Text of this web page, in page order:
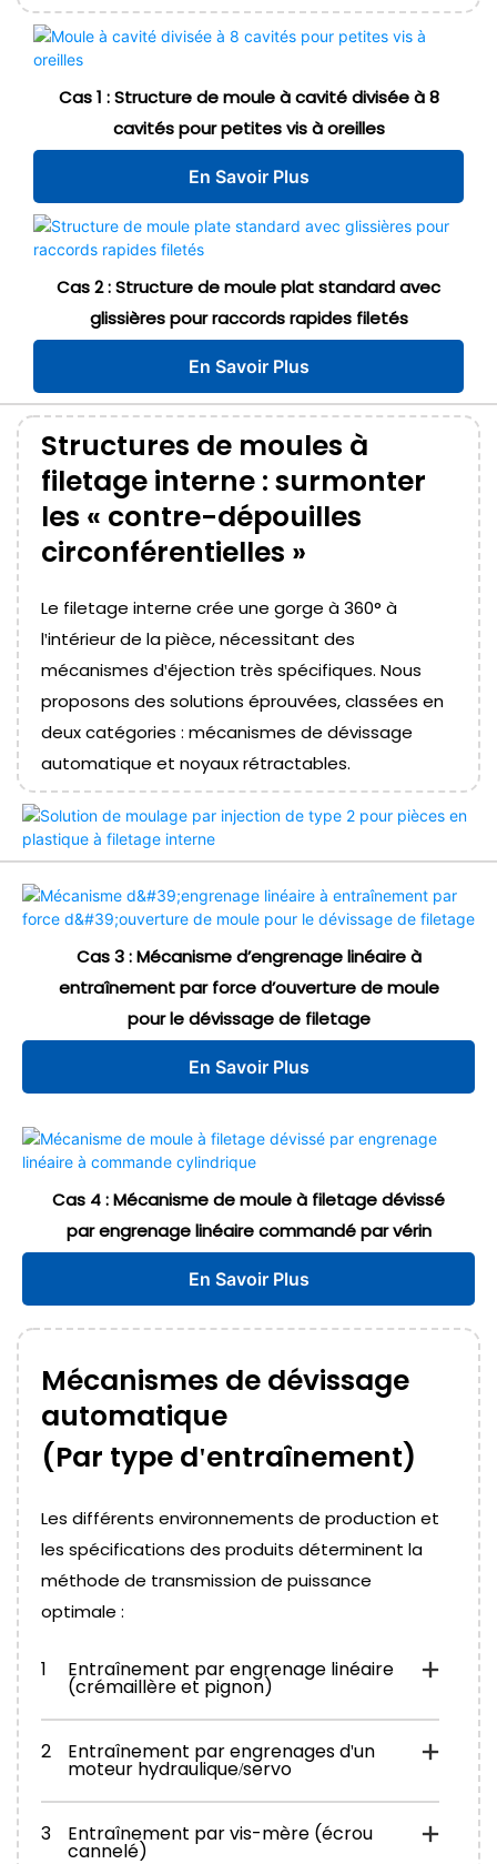
Cas 1 : Structure de moule à cavité divisée à 8
cavités pour petites vis à oreilles
En Savoir Plus
Cas 2 : Structure de moule plat standard avec
glissières pour raccords rapides filetés
En Savoir Plus
Structures de moules à
filetage interne : surmonter
les « contre-dépouilles
circonférentielles »
Le filetage interne crée une gorge à 360° à
l'intérieur de la pièce, nécessitant des
mécanismes d'éjection très spécifiques. Nous
proposons des solutions éprouvées, classées en
deux catégories : mécanismes de dévissage
automatique et noyaux rétractables.
Cas 3 : Mécanisme d’engrenage linéaire à
entraînement par force d’ouverture de moule
pour le dévissage de filetage
En Savoir Plus
Cas 4 : Mécanisme de moule à filetage dévissé
par engrenage linéaire commandé par vérin
En Savoir Plus
Mécanismes de dévissage
automatique
(Par type d'entraînement)
Les différents environnements de production et
les spécifications des produits déterminent la
méthode de transmission de puissance
optimale :
1 Entraînement par engrenage linéaire
(crémaillère et pignon)
2 Entraînement par engrenages d'un
moteur hydraulique/servo
3 Entraînement par vis-mère (écrou
cannelé)